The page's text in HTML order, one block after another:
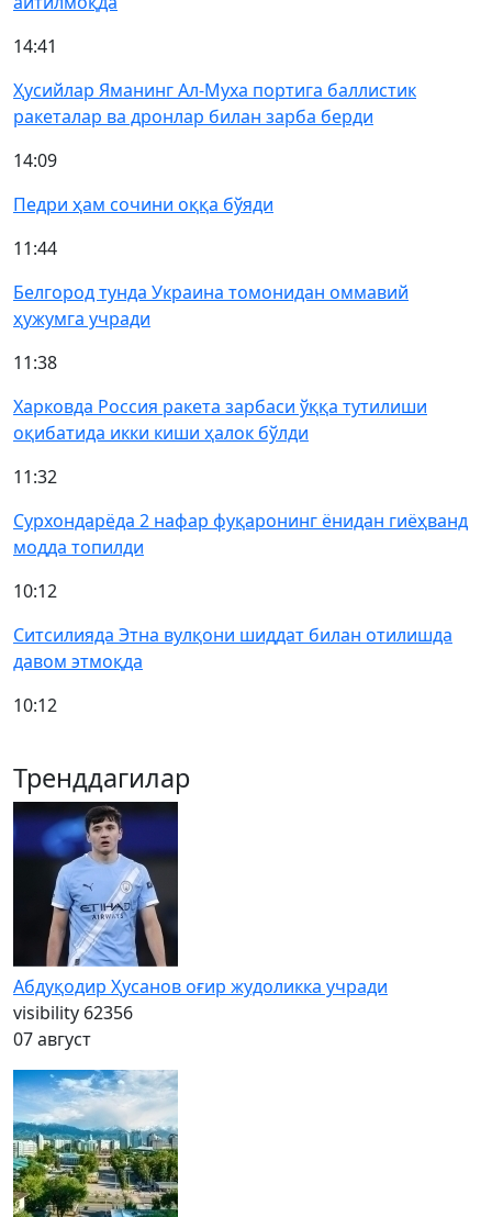
14:41
Ҳусийлар Яманинг Ал-Муха портига баллистик
ракеталар ва дронлар билан зарба берди
14:09
Педри ҳам сочини оққа бўяди
11:44
Белгород тунда Украина томонидан оммавий
ҳужумга учради
11:38
Харковда Россия ракета зарбаси ўққа тутилиши
оқибатида икки киши ҳалок бўлди
11:32
Сурхондарёда 2 нафар фуқаронинг ёнидан гиёҳванд
модда топилди
10:12
Ситсилияда Этна вулқони шиддат билан отилишда
давом этмоқда
10:12
Тренддагилар
Абдуқодир Ҳусанов оғир жудоликка учради
visibility 62356
07 август